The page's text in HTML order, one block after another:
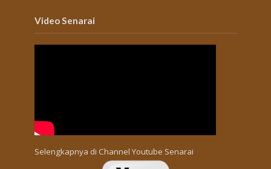
Video Senarai
Selengkapnya di Channel Youtube Senarai